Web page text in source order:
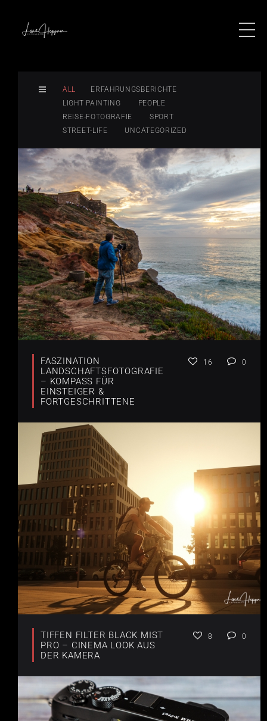
ALL
ERFAHRUNGSBERICHTE
LIGHT PAINTING
PEOPLE
REISE-FOTOGRAFIE
SPORT
STREET-LIFE
UNCATEGORIZED
FASZINATION
LANDSCHAFTSFOTOGRAFIE
– KOMPASS FÜR
EINSTEIGER &
FORTGESCHRITTENE
16 0
TIFFEN FILTER BLACK MIST
PRO – CINEMA LOOK AUS
DER KAMERA
8 0